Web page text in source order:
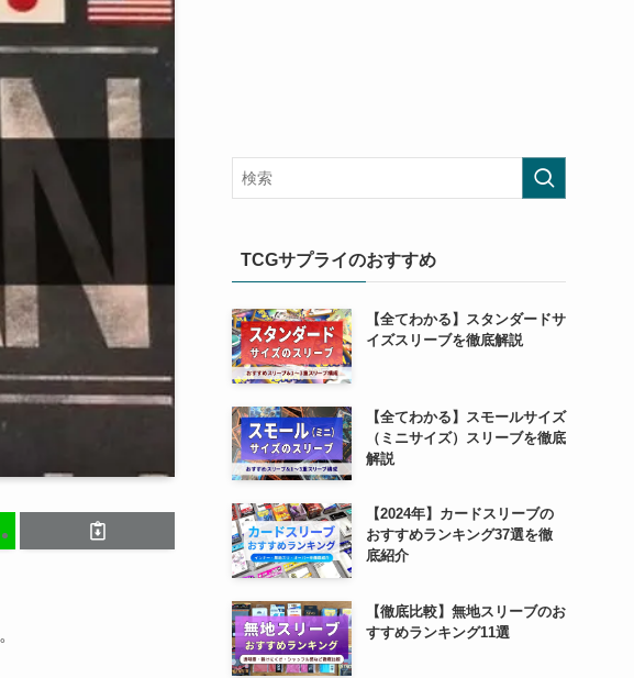
TCGサプライのおすすめ
【全てわかる】スタンダードサ
イズスリーブを徹底解説
【全てわかる】スモールサイズ
（ミニサイズ）スリーブを徹底
解説
【2024年】カードスリーブの
おすすめランキング37選を徹
底紹介
【徹底比較】無地スリーブのお
すすめランキング11選